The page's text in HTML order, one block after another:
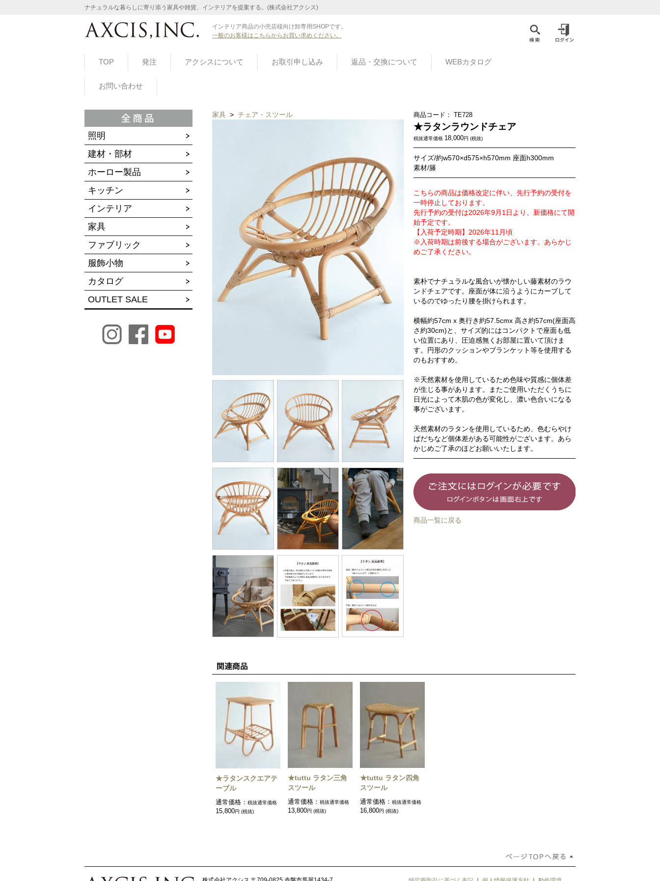
ナチュラルな暮らしに寄り添う家具や雑貨、インテリアを提案する。(株式会社アクシス)
インテリア商品の小売店様向け卸専用SHOPです。
一般のお客様はこちらからお買い求めください。
TOP 発注 アクシスについて お取引申し込み 返品・交換について WEBカタログ
お問い合わせ
照明
建材・部材
ホーロー製品
キッチン
インテリア
家具
ファブリック
服飾小物
カタログ
OUTLET SALE
家具 > チェア・スツール 商品コード： TE728
★ラタンラウンドチェア
税抜通常価格 18,000円 (税抜)
サイズ/約w570×d575×h570mm 座面h300mm
素材/籐
こちらの商品は価格改定に伴い、先行予約の受付を
一時停止しております。
先行予約の受付は2026年9月1日より、新価格にて開
始予定です。
【入荷予定時期】2026年11月頃
※入荷時期は前後する場合がございます。あらかじ
めご了承ください。
素朴でナチュラルな風合いが懐かしい藤素材のラウ
ンドチェアです。座面が体に沿うようにカーブして
いるのでゆったり腰を掛けられます。
横幅約57cm x 奥行き約57.5cmx 高さ約57cm(座面高
さ約30cm)と、サイズ的にはコンパクトで座面も低
い位置にあり、圧迫感無くお部屋に置いて頂けま
す。円形のクッションやブランケット等を使用する
のもおすすめ。
※天然素材を使用しているため色味や質感に個体差
が生じる事があります。またご使用いただくうちに
日光によって木肌の色が変化し、濃い色合いになる
事がございます。
天然素材のラタンを使用しているため、色むらやけ
ばだちなど個体差がある可能性がございます。あら
かじめご了承のほどお願いいたします。
商品一覧に戻る
★ラタンスクエアテ
ーブル
通常価格： 税抜通常価格
15,800円 (税抜)
★tuttu ラタン三角
スツール
通常価格：税抜通常価格
13,800円 (税抜)
★tuttu ラタン四角
スツール
通常価格：税抜通常価格
16,800円 (税抜)